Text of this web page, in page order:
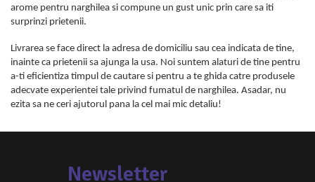
arome pentru narghilea si compune un gust unic prin care sa iti
surprinzi prietenii.
Livrarea se face direct la adresa de domiciliu sau cea indicata de tine,
inainte ca prietenii sa ajunga la usa. Noi suntem alaturi de tine pentru
a-ti eficientiza timpul de cautare si pentru a te ghida catre produsele
adecvate experientei tale privind fumatul de narghilea. Asadar, nu
ezita sa ne ceri ajutorul pana la cel mai mic detaliu!
Newsletter